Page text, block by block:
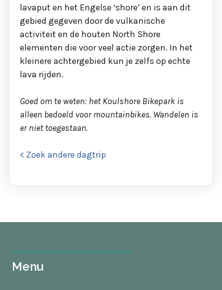
lavaput en het Engelse ‘shore’ en is aan dit
gebied gegeven door de vulkanische
activiteit en de houten North Shore
elementen die voor veel actie zorgen. In het
kleinere achtergebied kun je zelfs op echte
lava rijden.
Goed om te weten: het Koulshore Bikepark is
alleen bedoeld voor mountainbikes. Wandelen is
er niet toegestaan.
< Zoek andere dagtrip
Menu